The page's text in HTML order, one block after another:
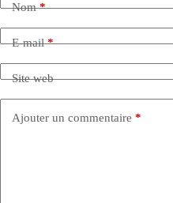
Nom*
E-mail*
Site web
Ajouter un commentaire *